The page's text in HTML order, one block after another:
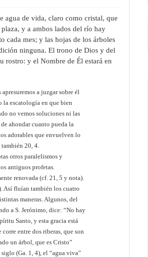
de vida, claro como cristal, que
y a ambos lados del río hay
cada mes; y las hojas de los árboles
ninguna. El trono de Dios y del
rostro: y el Nombre de Él estará en
a juzgar sobre él
la escatología en que bien
no vemos soluciones ni las
ahondar cuanto pueda la
adorables que envuelven lo
también 20, 4.
otros paralelismos y
antiguos profetas.
renovada (cf. 21, 5 y nota).
Así fluían también los cuatro
maneras. Algunos, del
a S. Jerónimo, dice: “No hay
Santo, y esta gracia está
corre entre dos riberas, que son
un árbol, que es Cristo”
(Ga. 1, 4), el “agua viva”